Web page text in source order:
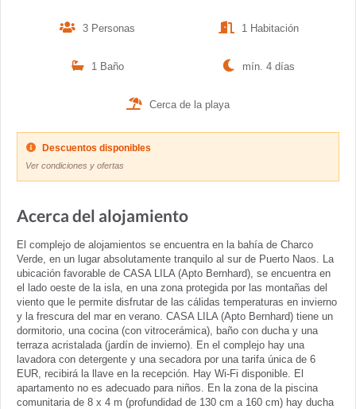
3 Personas 1 Habitación
1 Baño mín. 4 días
Cerca de la playa
Descuentos disponibles
Ver condiciones y ofertas
Acerca del alojamiento
El complejo de alojamientos se encuentra en la bahía de Charco
Verde, en un lugar absolutamente tranquilo al sur de Puerto Naos. La
ubicación favorable de CASA LILA (Apto Bernhard), se encuentra en
el lado oeste de la isla, en una zona protegida por las montañas del
viento que le permite disfrutar de las cálidas temperaturas en invierno
y la frescura del mar en verano. CASA LILA (Apto Bernhard) tiene un
dormitorio, una cocina (con vitrocerámica), baño con ducha y una
terraza acristalada (jardín de invierno). En el complejo hay una
lavadora con detergente y una secadora por una tarifa única de 6
EUR, recibirá la llave en la recepción. Hay Wi-Fi disponible. El
apartamento no es adecuado para niños. En la zona de la piscina
comunitaria de 8 x 4 m (profundidad de 130 cm a 160 cm) hay ducha